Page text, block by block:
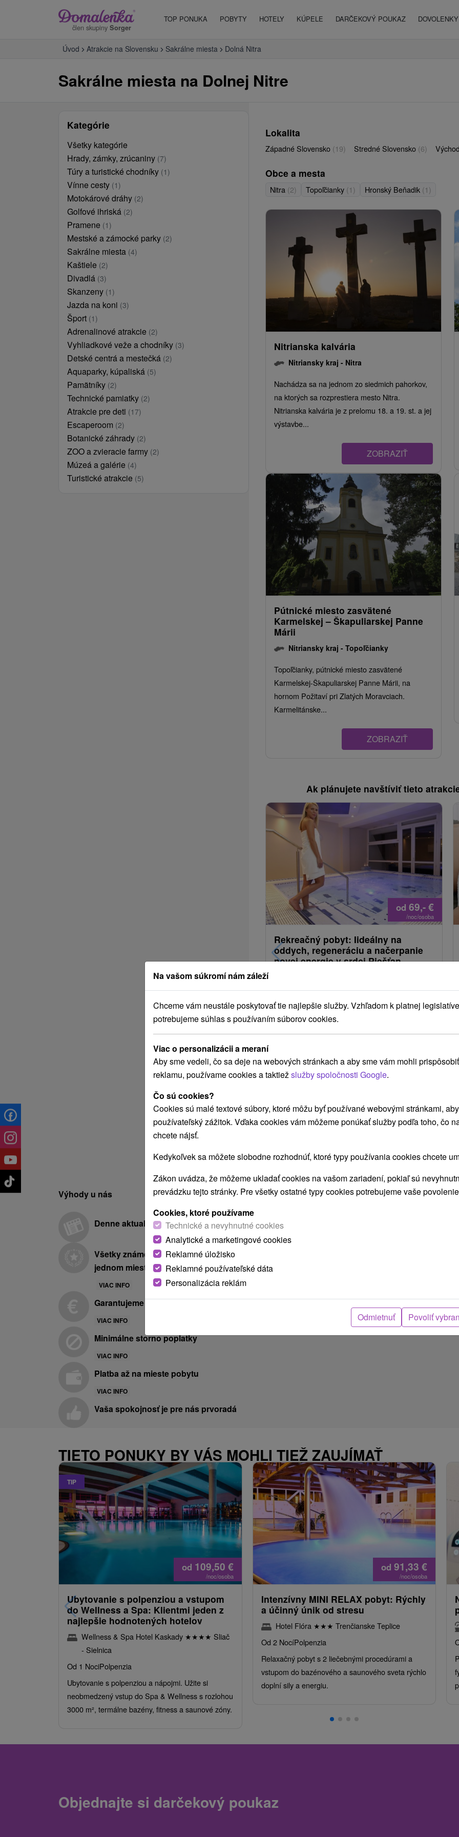
člen skupiny Sorger
TOP PONUKA POBYTY HOTELY KÚPELE DARČEKOVÝ POUKAZ
Úvod Atrakcie na Slovensku Sakrálne miesta Dolná Nitra
Sakrálne miesta na Dolnej Nitre
Kategórie
Všetky kategórie
Hrady, zámky, zrúcaniny (7)
Túry a turistické chodníky (1)
Vínne cesty (1)
Motokárové dráhy (2)
Golfové ihriská (2)
Pramene (1)
Mestské a zámocké parky (2)
Sakrálne miesta (4)
Kaštiele (2)
Divadlá (3)
Skanzeny (1)
Jazda na koni (3)
Šport (1)
Adrenalinové atrakcie (2)
Vyhliadkové veže a chodníky (3)
Detské centrá a mestečká (2)
Aquaparky, kúpaliská (5)
Pamätníky (2)
Technické pamiatky (2)
Atrakcie pre deti (17)
Escaperoom (2)
Botanické záhrady (2)
ZOO a zvieracie farmy (2)
Múzeá a galérie (4)
Turistické atrakcie (5)
Lokalita
Západné Slovensko (19) Stredné Slovensko (6)
Obce a mesta
Nitra (2) Topoľčianky (1) Hronský Beňadik (1)
Nitrianska kalvária
Nitriansky kraj - Nitra
Nachádza sa na jednom zo siedmich pahorkov,
na ktorých sa rozprestiera mesto Nitra.
Nitrianska kalvária je z prelomu 18. a 19. st. a jej
výstavbe...
ZOBRAZIŤ
Pútnické miesto zasvätené
Karmelskej – Škapuliarskej Panne
Márii
Nitriansky kraj - Topoľčianky
Topoľčianky, pútnické miesto zasvätené
Karmelskej-Škapuliarskej Panne Márii, na
hornom Požitaví pri Zlatých Moravciach.
Karmelitánske...
ZOBRAZIŤ
Ak plánujete navštíviť tieto
od 69,-€
/noc/osoba
Rekreačný pobyt: Iideálny na
oddych, regeneráciu a načerpanie
novej energie v srdci Piešťan
9,0 (89 recenzií)Od 2 Nocí
Polpenzia, Plná Penzia
Pobyt s komfortným ubytovaním, chutným
stravovaním a voľným vstupom do krytého
zábavou.
➝ Pokračovať v
Výhody u nás
Denne aktualizovaná ponuka
Všetky známe hotely a kúpele na
jednom mieste
VIAC INFO
Garantujeme najnižšie ceny
VIAC INFO
Minimálne storno poplatky
VIAC INFO
Platba až na mieste pobytu
VIAC INFO
Vaša spokojnosť je pre nás prvoradá
TIETO PONUKY BY VÁS MOHLI TIEŽ ZAUJÍMAŤ
TIP
od 109,50 €
/noc/osoba
Ubytovanie s polpenziou a vstupom
do Wellness a Spa: Klientmi jeden z
najlepšie hodnotených hotelov
Wellness & Spa Hotel Kaskady ★★★★ Sliač
- Sielnica
Od 1 NociPolpenzia
Ubytovanie s polpenziou a nápojmi. Užite si
neobmedzený vstup do Spa & Wellness s rozlohou
3000 m², termálne bazény, fitness a saunové zóny.
od 91,33€
/noc/osoba
Intenzívny MINI RELAX pobyt: Rýchly
a účinný únik od stresu
Hotel Flóra ★★★ Trenčianske Teplice
Od 2 NocíPolpenzia
Relaxačný pobyt s 2 liečebnými procedúrami a
vstupom do bazénového a saunového sveta rýchlo
doplní sily a energiu.
Objednajte si darčekový poukaz
Na vašom súkromí nám záleží
Chceme vám neustále poskytovať tie najlepšie služby. Vzhľadom k platnej
potrebujeme súhlas s používaním súborov cookies.
Viac o personalizácii a meraní
Aby sme vedeli, čo sa deje na webových stránkach a aby sme vám mohli
reklamu, používame cookies a taktiež služby spoločnosti Google.
Čo sú cookies?
Cookies sú malé textové súbory, ktoré môžu byť používané webovými stránkami,
používateľský zážitok. Vďaka cookies vám môžeme ponúkať služby podľa toho, čo
chcete nájsť.
Kedykoľvek sa môžete slobodne rozhodnúť, ktoré typy používania cookies chcete
Zákon uvádza, že môžeme ukladať cookies na vašom zariadení, pokiaľ sú
prevádzku tejto stránky. Pre všetky ostatné typy cookies potrebujeme vaše
Cookies, ktoré používame
Technické a nevyhnutné cookies
Analytické a marketingové cookies
Reklamné úložisko
Reklamné používateľské dáta
Personalizácia reklám
Odmietnuť Povoliť